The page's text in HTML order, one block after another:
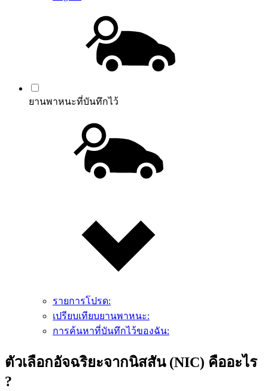
ยานพาหนะที่บันทึกไว้
รายการโปรด:
เปรียบเทียบยานพาหนะ:
การค้นหาที่บันทึกไว้ของฉัน:
ตัวเลือกอัจฉริยะจากนิสสัน (NIC) คืออะไร
?